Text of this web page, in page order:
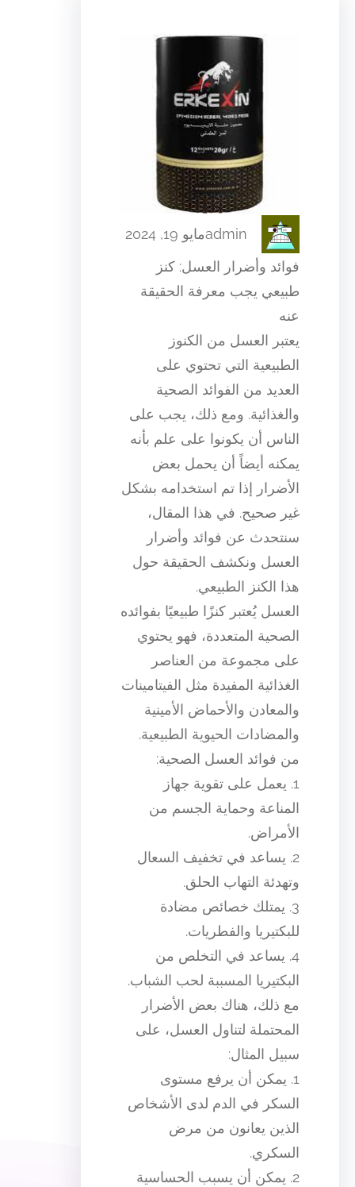
adminمايو 19, 2024
فوائد وأضرار العسل: كنز
طبيعي يجب معرفة الحقيقة
عنه
يعتبر العسل من الكنوز
الطبيعية التي تحتوي على
العديد من الفوائد الصحية
والغذائية. ومع ذلك، يجب على
الناس أن يكونوا على علم بأنه
يمكنه أيضاً أن يحمل بعض
الأضرار إذا تم استخدامه بشكل
غير صحيح. في هذا المقال،
سنتحدث عن فوائد وأضرار
العسل ونكشف الحقيقة حول
هذا الكنز الطبيعي.
العسل يُعتبر كنزًا طبيعيًا بفوائده
الصحية المتعددة، فهو يحتوي
على مجموعة من العناصر
الغذائية المفيدة مثل الفيتامينات
والمعادن والأحماض الأمينية
والمضادات الحيوية الطبيعية.
من فوائد العسل الصحية:
1. يعمل على تقوية جهاز
المناعة وحماية الجسم من
الأمراض.
2. يساعد في تخفيف السعال
وتهدئة التهاب الحلق.
3. يمتلك خصائص مضادة
للبكتيريا والفطريات.
4. يساعد في التخلص من
البكتيريا المسببة لحب الشباب.
مع ذلك، هناك بعض الأضرار
المحتملة لتناول العسل، على
سبيل المثال:
1. يمكن أن يرفع مستوى
السكر في الدم لدى الأشخاص
الذين يعانون من مرض
السكري.
2. يمكن أن يسبب الحساسية